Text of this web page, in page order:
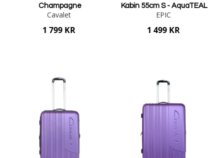
Champagne
Cavalet
1 799 KR
Kabin 55cm S - AquaTEAL
EPIC
1 499 KR